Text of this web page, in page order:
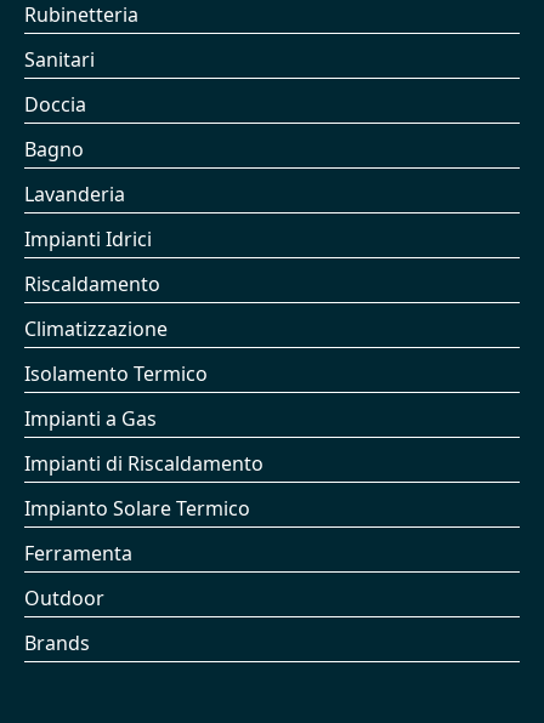
Rubinetteria
Sanitari
Doccia
Bagno
Lavanderia
Impianti Idrici
Riscaldamento
Climatizzazione
Isolamento Termico
Impianti a Gas
Impianti di Riscaldamento
Impianto Solare Termico
Ferramenta
Outdoor
Brands